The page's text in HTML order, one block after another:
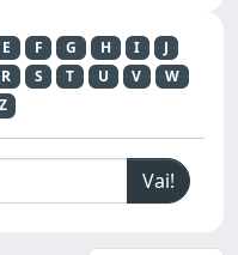
E F G H I
J
R S T U V
W
Z